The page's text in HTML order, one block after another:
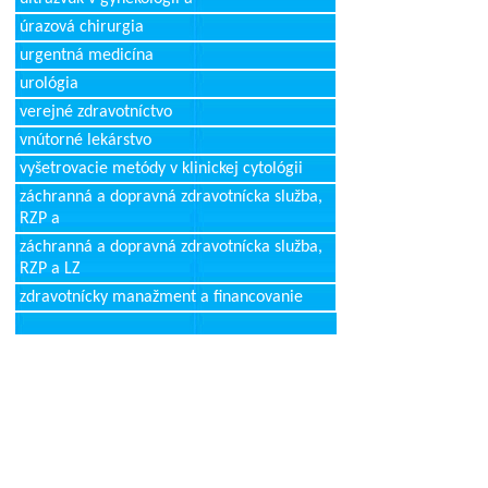
úrazová chirurgia
urgentná medicína
urológia
verejné zdravotníctvo
vnútorné lekárstvo
vyšetrovacie metódy v klinickej cytológii
záchranná a dopravná zdravotnícka služba,
RZP a
záchranná a dopravná zdravotnícka služba,
RZP a LZ
zdravotnícky manažment a financovanie